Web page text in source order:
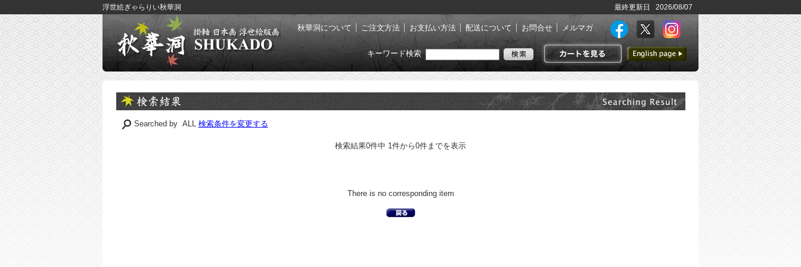
浮世絵ぎゃらりい秋華洞 最終更新日 2026/08/07
秋華洞について ご注文方法 お支払い方法 配送について お問合せ メルマガ
カートを見る
英語ページへ
キーワード検索
Searched by ALL 検索条件を変更する
検索結果0件中 1件から0件までを表示
There is no corresponding item